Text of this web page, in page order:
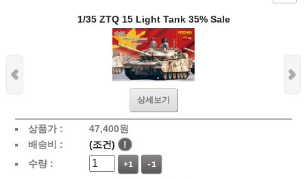
1/35 ZTQ 15 Light Tank 35% Sale
상세보기
상품가 : 47,400원
배송비 :
(조건)
!
수량 :
+1 -1